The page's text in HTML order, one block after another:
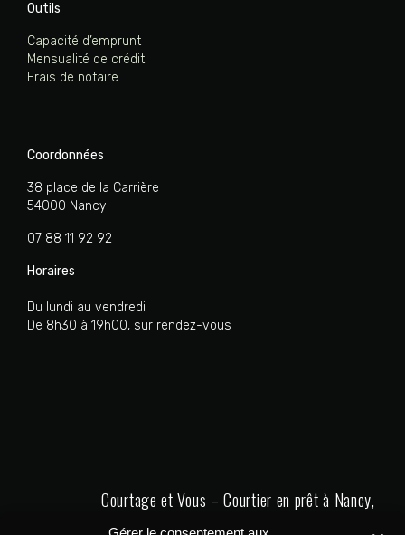
Outils
Capacité d’emprunt
Mensualité de crédit
Frais de notaire
Coordonnées
38 place de la Carrière
54000 Nancy
07 88 11 92 92
Horaires
Du lundi au vendredi
De 8h30 à 19h00, sur rendez-vous
Courtage et Vous – Courtier en prêt à Nancy,